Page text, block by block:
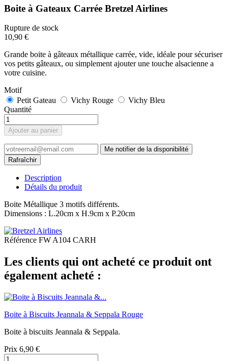
Boite à Gateaux Carrée Bretzel Airlines
Rupture de stock
10,90 €
Grande boite à gâteaux métallique carrée, vide, idéale pour sécuriser
vos petits gâteaux, ou simplement ajouter une touche alsacienne a
votre cuisine.
Motif
Petit Gateau
Vichy Rouge
Vichy Bleu
Quantité
Ajouter au panier
Me notifier de la disponibilité
Description
Détails du produit
Boite Métallique 3 motifs différents.
Dimensions : L.20cm x H.9cm x P.20cm
Référence FW A104 CARH
Les clients qui ont acheté ce produit ont
également acheté :
Boite à Biscuits Jeannala & Seppala Rouge
Boite à biscuits Jeannala & Seppala.
Prix 6,90 €